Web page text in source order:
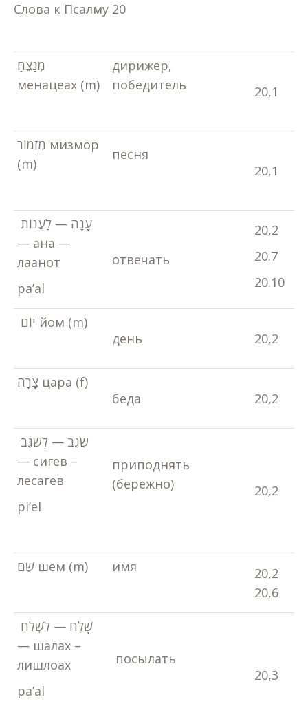
Слова к Псалму 20
מְנַצֵּחַ
менацеах (m)
дирижер,
победитель
20,1
מִזְמוֹר мизмор
(m)
песня
20,1
— ана —
лаанот
pa’al
отвечать
20,2
20.7
20.10
יוֹם йом (m)
день
20,2
צָרָה цара (f)
беда
20,2
— сигев –
лесагев
pi’el
приподнять
(бережно)
20,2
שֵׁם шем (m) имя
20,2
20,6
— шалах –
лишлоах
pa’al
посылать
20,3